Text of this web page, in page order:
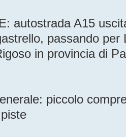
autostrada A15
passando per
in provincia di
piccolo